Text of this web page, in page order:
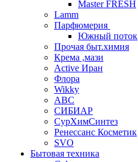
Master FRESH
Lamm
Парфюмерия
Южный поток
Прочая быт.химия
Крема ,мази
Аctive Иран
Флора
Wikky
АВС
СИБИАР
СурХимСинтез
Ренессанс Косметик
SVO
Бытовая техника